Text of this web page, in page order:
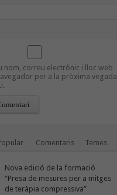
nom, correu electrònic i lloc web
per a la pròxima vegada
Comentaris Temes
Nova edició de la formació
“Presa de mesures per a mitges
de teràpia compressiva”